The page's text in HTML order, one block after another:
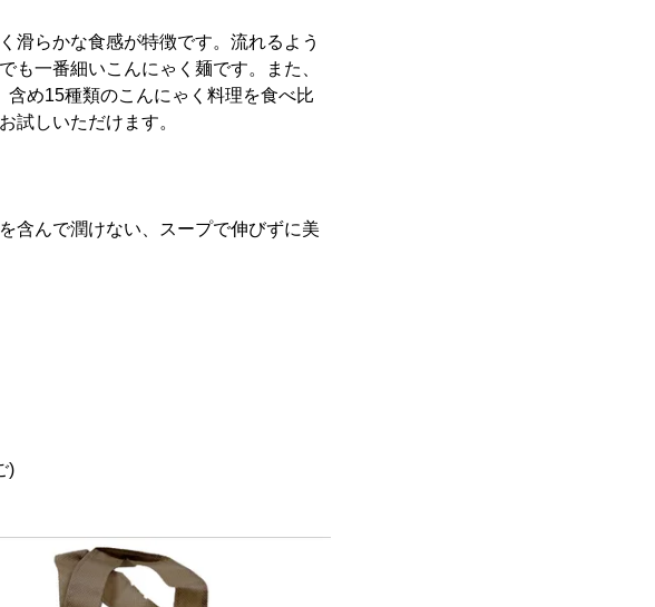
滑らかな食感が特徴です。流れるよう
も一番細いこんにゃく麺です。また、
め15種類のこんにゃく料理を食べ比
試しいただけます。
含んで潤けない、スープで伸びずに美
)